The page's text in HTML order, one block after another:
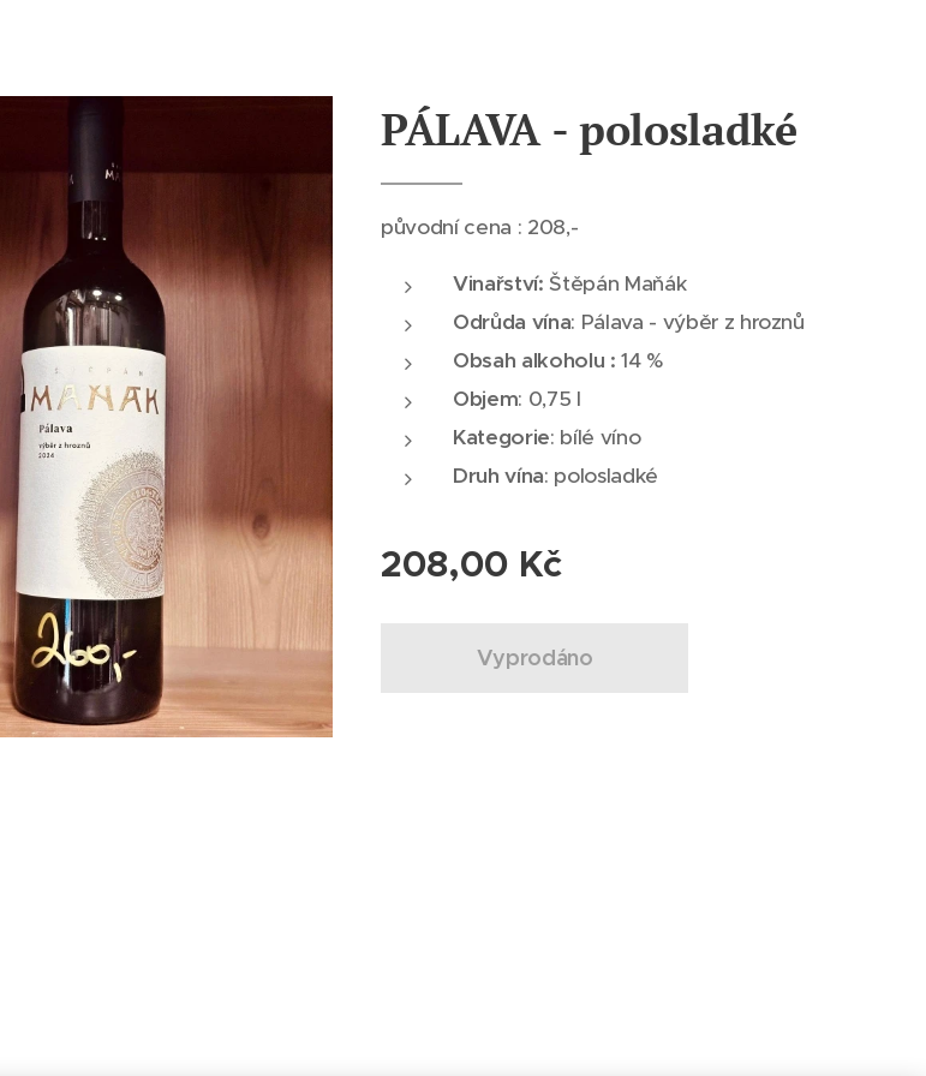
PÁLAVA - polosladké
původní cena : 208,-
Vinařství: Štěpán Maňák
Odrůda vína: Pálava - výběr z hroznů
Obsah alkoholu :14 %
Objem: 0,75 l
Kategorie: bílé víno
Druh vína: polosladké
208,00 Kč
Vyprodáno